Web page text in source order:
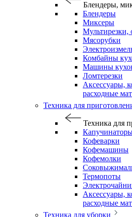
Блендеры,
Блендеры
Миксеры
Мультирезки,
Мясорубки
Комбайны
Машины
Ломтерезки
Аксессуары,
расходные
Техника для
Техника для
Кофеварки
Кофемашины
Кофемолки
Термопоты
Аксессуары,
расходные
Техника для уборки